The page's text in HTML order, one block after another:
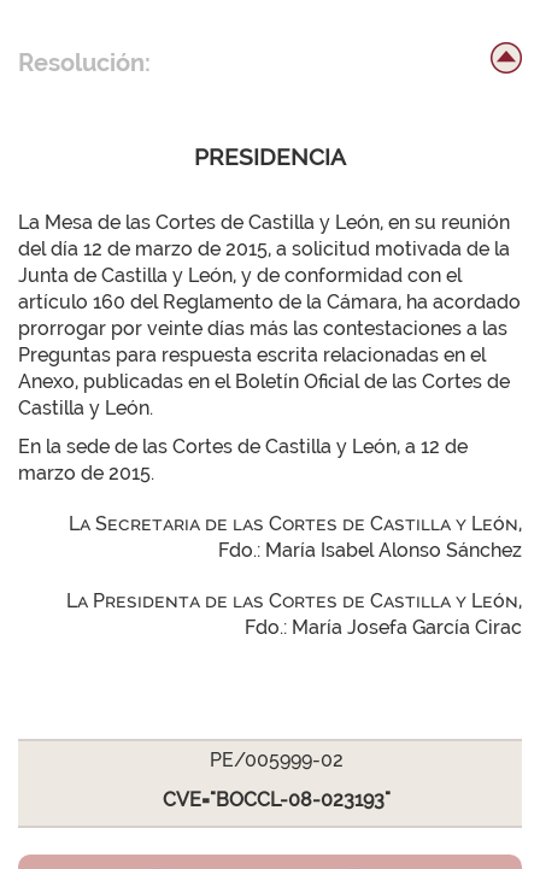
Resolución:
PRESIDENCIA
La Mesa de las Cortes de Castilla y León, en su reunión
del día 12 de marzo de 2015, a solicitud motivada de la
Junta de Castilla y León, y de conformidad con el
artículo 160 del Reglamento de la Cámara, ha acordado
prorrogar por veinte días más las contestaciones a las
Preguntas para respuesta escrita relacionadas en el
Anexo, publicadas en el Boletín Oficial de las Cortes de
Castilla y León.
En la sede de las Cortes de Castilla y León, a 12 de
marzo de 2015.
La Secretaria de las Cortes de Castilla y León,
Fdo.: María Isabel Alonso Sánchez
La Presidenta de las Cortes de Castilla y León,
Fdo.: María Josefa García Cirac
PE/005999-02
CVE="BOCCL-08-023193"